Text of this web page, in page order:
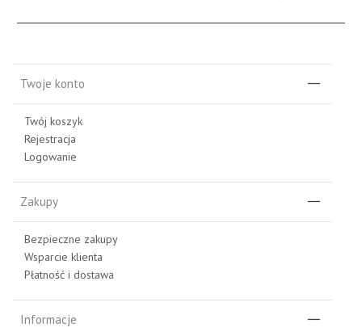
Twoje konto
Twój koszyk
Rejestracja
Logowanie
Zakupy
Bezpieczne zakupy
Wsparcie klienta
Płatność i dostawa
Informacje